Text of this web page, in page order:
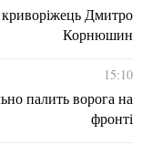
криворіжець Дмитро
Корнюшин
15:10
палить ворога на
фронті